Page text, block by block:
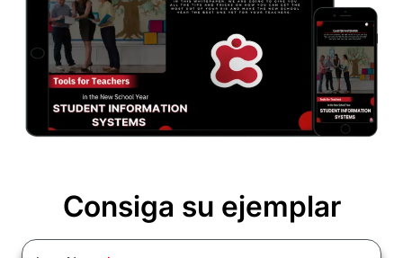
Consiga su ejemplar